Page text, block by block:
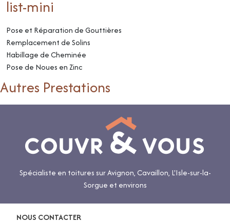
list-mini
Pose et Réparation de Gouttières
Remplacement de Solins
Habillage de Cheminée
Pose de Noues en Zinc
Autres Prestations
Spécialiste en toitures sur Avignon, Cavaillon, L'Isle-sur-la-
Sorgue et environs
NOUS CONTACTER